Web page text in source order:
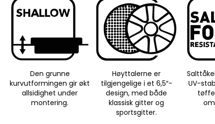
Den grunne
kurvutformingen gir økt
allsidighet under
montering.
Høyttalerne er
tilgjengelige i et 6,5″-
design, med både
klassisk gitter og
sportsgitter.
UV-